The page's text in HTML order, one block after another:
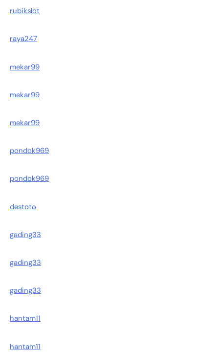
rubikslot
raya247
mekar99
mekar99
mekar99
pondok969
pondok969
destoto
gading33
gading33
gading33
hantam11
hantam11